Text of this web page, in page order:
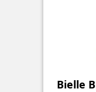
Bielle